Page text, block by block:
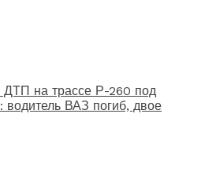
ДТП на трассе Р-260 под
водитель ВАЗ погиб, двое